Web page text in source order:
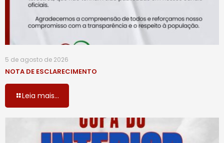
5 de agosto de 2026
NOTA DE ESCLARECIMENTO
Leia mais...